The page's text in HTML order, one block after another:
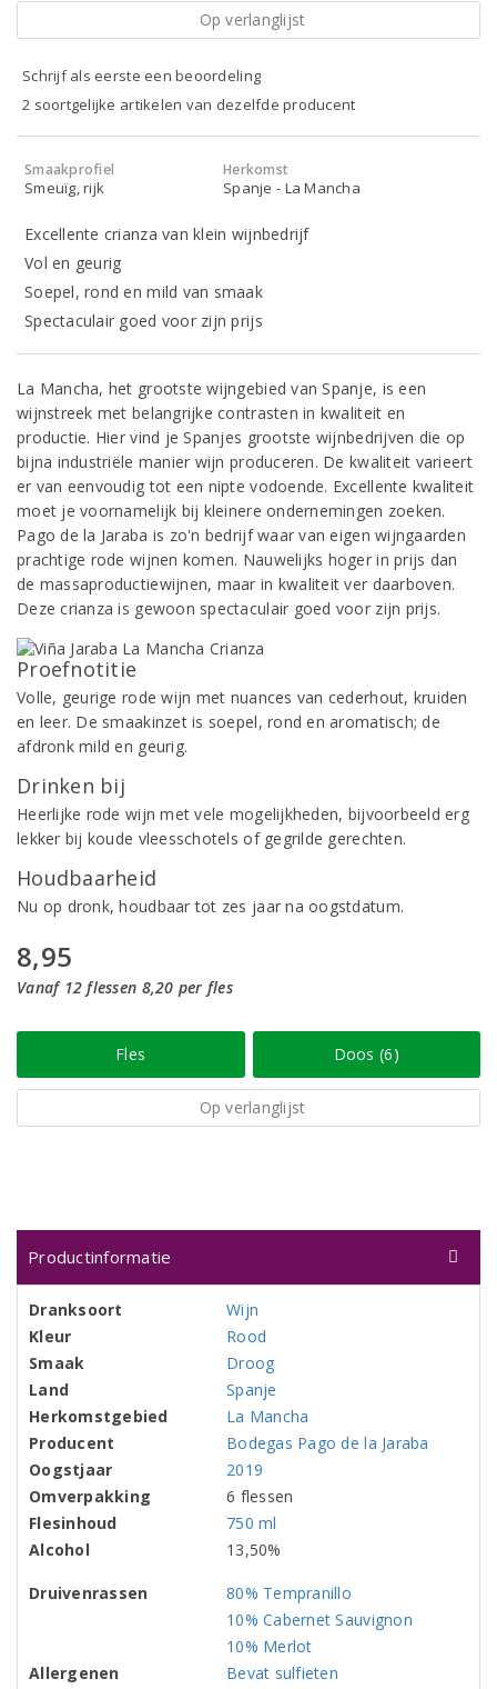
Op verlanglijst
Schrijf als eerste een beoordeling
2 soortgelijke artikelen van dezelfde producent
Smaakprofiel
Smeuïg, rijk
Herkomst
Spanje - La Mancha
Excellente crianza van klein wijnbedrijf
Vol en geurig
Soepel, rond en mild van smaak
Spectaculair goed voor zijn prijs
La Mancha, het grootste wijngebied van Spanje, is een
wijnstreek met belangrijke contrasten in kwaliteit en
productie. Hier vind je Spanjes grootste wijnbedrijven die op
bijna industriële manier wijn produceren. De kwaliteit varieert
er van eenvoudig tot een nipte vodoende. Excellente kwaliteit
moet je voornamelijk bij kleinere ondernemingen zoeken.
Pago de la Jaraba is zo'n bedrijf waar van eigen wijngaarden
prachtige rode wijnen komen. Nauwelijks hoger in prijs dan
de massaproductiewijnen, maar in kwaliteit ver daarboven.
Deze crianza is gewoon spectaculair goed voor zijn prijs.
Proefnotitie
Volle, geurige rode wijn met nuances van cederhout, kruiden
en leer. De smaakinzet is soepel, rond en aromatisch; de
afdronk mild en geurig.
Drinken bij
Heerlijke rode wijn met vele mogelijkheden, bijvoorbeeld erg
lekker bij koude vleesschotels of gegrilde gerechten.
Houdbaarheid
Nu op dronk, houdbaar tot zes jaar na oogstdatum.
8,95
Vanaf 12 flessen 8,20 per fles
Fles Doos (6)
Op verlanglijst
Productinformatie
Dranksoort
Wijn
Kleur
Rood
Smaak
Droog
Land
Spanje
Herkomstgebied
La Mancha
Producent
Bodegas Pago de la Jaraba
Oogstjaar
2019
Omverpakking
6 flessen
Flesinhoud
750 ml
Alcohol
13,50%
Druivenrassen
80% Tempranillo
10% Cabernet Sauvignon
10% Merlot
Allergenen
Bevat sulfieten